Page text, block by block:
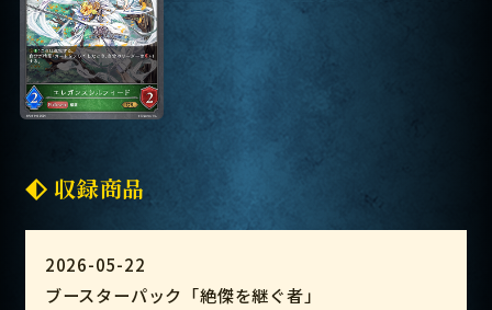
収録商品
2026-05-22
ブースターパック「絶傑を継ぐ者」